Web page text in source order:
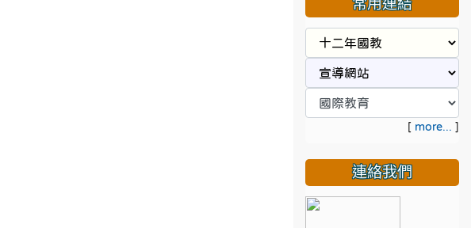
常用連結
[ more... ]
連絡我們